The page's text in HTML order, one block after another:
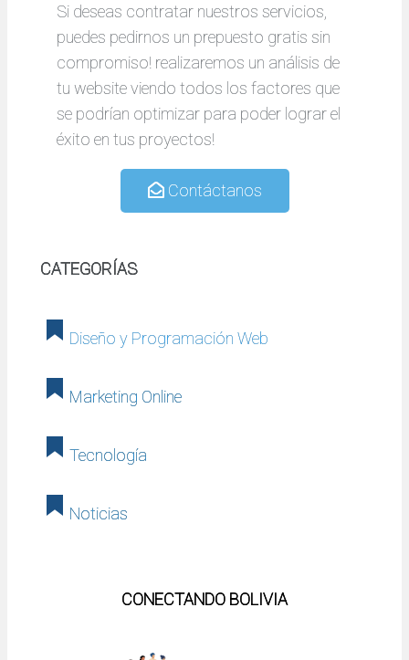
Si deseas contratar nuestros servicios,
puedes pedirnos un prepuesto gratis sin
compromiso! realizaremos un análisis de
tu website viendo todos los factores que
se podrían optimizar para poder lograr el
éxito en tus proyectos!
Contáctanos
CATEGORÍAS
Diseño y Programación Web
Marketing Online
Tecnología
Noticias
CONECTANDO BOLIVIA